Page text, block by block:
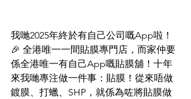
我哋2025年終於有自己公司嘅App啦！
🎉 全港唯一一間貼膜專門店，而家仲要
係全港唯一有自己App嘅貼膜舖！十年
來我哋專注做一件事：貼膜！從來唔做
鍍膜、打蠟、SHP，就係為咗將貼膜做